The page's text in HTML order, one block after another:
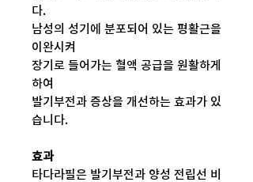
다.
남성의 성기에 분포되어 있는 평활근을
이완시켜
장기로 들어가는 혈액 공급을 원활하게
하여
발기부전과 증상을 개선하는 효과가 있
습니다.
효과
타다라필은 발기부전과 양성 전립선 비